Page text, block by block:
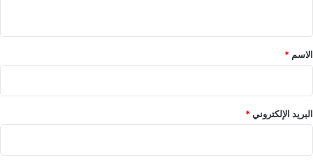
*
الاسم *
البريد الإلكتروني*